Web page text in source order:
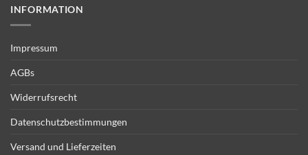
INFORMATION
Impressum
AGBs
Widerrufsrecht
Datenschutzbestimmungen
Versand und Lieferzeiten